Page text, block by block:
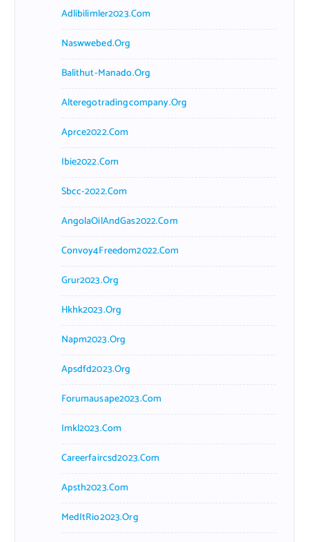
Adlibilimler2023.com
Naswwebed.org
Balithut-Manado.org
Alteregotradingcompany.org
Aprce2022.com
Ibie2022.com
Sbcc-2022.com
AngolaOilAndGas2022.com
Convoy4Freedom2022.com
Grur2023.org
Hkhk2023.org
Napm2023.org
Apsdfd2023.org
Forumausape2023.com
Imkl2023.com
Careerfaircsd2023.com
Apsth2023.com
MedItRio2023.org